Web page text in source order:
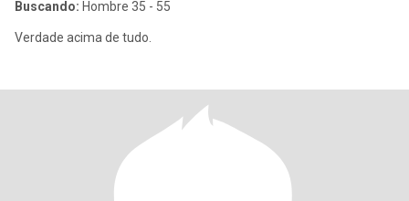
Buscando: Hombre 35 - 55
Verdade acima de tudo.